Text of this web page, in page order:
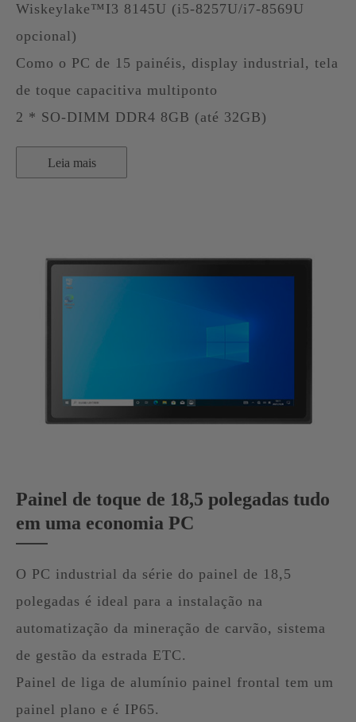
Wiskeylake™I3 8145U (i5-8257U/i7-8569U
opcional)
Como o PC de 15 painéis, display industrial, tela
de toque capacitiva multiponto
2 * SO-DIMM DDR4 8GB (até 32GB)
Leia mais
Painel de toque de 18,5 polegadas tudo
em uma economia PC
O PC industrial da série do painel de 18,5
polegadas é ideal para a instalação na
automatização da mineração de carvão, sistema
de gestão da estrada ETC.
Painel de liga de alumínio painel frontal tem um
painel plano e é IP65.